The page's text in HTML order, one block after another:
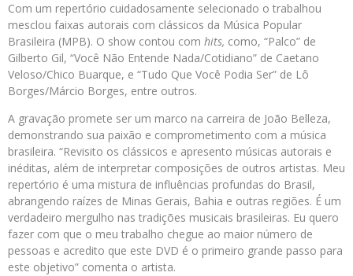
Com um repertório cuidadosamente selecionado o trabalhou
mesclou faixas autorais com clássicos da Música Popular
Brasileira (MPB). O show contou com hits, como, “Palco” de
Gilberto Gil, “Você Não Entende Nada/Cotidiano” de Caetano
Veloso/Chico Buarque, e “Tudo Que Você Podia Ser” de Lô
Borges/Márcio Borges, entre outros.
A gravação promete ser um marco na carreira de João Belleza,
demonstrando sua paixão e comprometimento com a música
brasileira. “Revisito os clássicos e apresento músicas autorais e
inéditas, além de interpretar composições de outros artistas. Meu
repertório é uma mistura de influências profundas do Brasil,
abrangendo raízes de Minas Gerais, Bahia e outras regiões. É um
verdadeiro mergulho nas tradições musicais brasileiras. Eu quero
fazer com que o meu trabalho chegue ao maior número de
pessoas e acredito que este DVD é o primeiro grande passo para
este objetivo” comenta o artista.